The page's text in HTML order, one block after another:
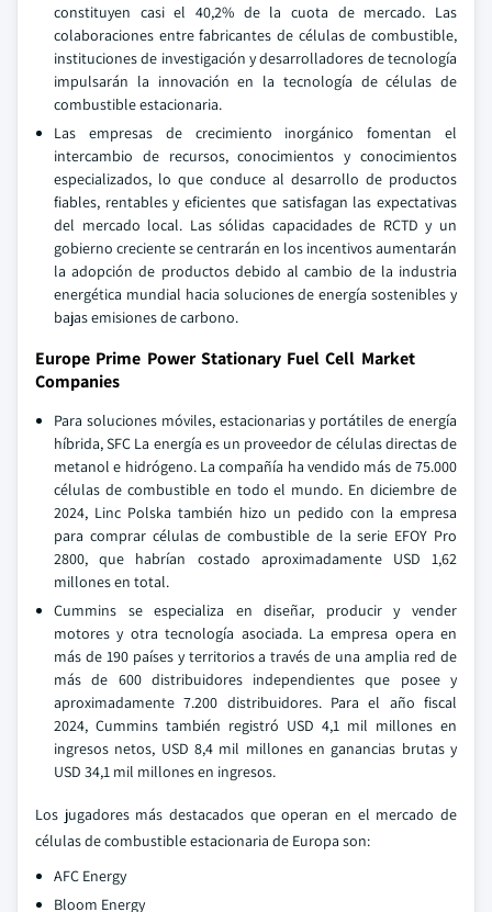
constituyen casi el 40,2% de la cuota de mercado. Las
colaboraciones entre fabricantes de células de combustible,
instituciones de investigación y desarrolladores de tecnología
impulsarán la innovación en la tecnología de células de
combustible estacionaria.
Las empresas de crecimiento inorgánico fomentan el
intercambio de recursos, conocimientos y conocimientos
especializados, lo que conduce al desarrollo de productos
fiables, rentables y eficientes que satisfagan las expectativas
del mercado local. Las sólidas capacidades de RCTD y un
gobierno creciente se centrarán en los incentivos aumentarán
la adopción de productos debido al cambio de la industria
energética mundial hacia soluciones de energía sostenibles y
bajas emisiones de carbono.
Europe Prime Power Stationary Fuel Cell Market
Companies
Para soluciones móviles, estacionarias y portátiles de energía
híbrida, SFC La energía es un proveedor de células directas de
metanol e hidrógeno. La compañía ha vendido más de 75.000
células de combustible en todo el mundo. En diciembre de
2024, Linc Polska también hizo un pedido con la empresa
para comprar células de combustible de la serie EFOY Pro
2800, que habrían costado aproximadamente USD 1,62
millones en total.
Cummins se especializa en diseñar, producir y vender
motores y otra tecnología asociada. La empresa opera en
más de 190 países y territorios a través de una amplia red de
más de 600 distribuidores independientes que posee y
aproximadamente 7.200 distribuidores. Para el año fiscal
2024, Cummins también registró USD 4,1 mil millones en
ingresos netos, USD 8,4 mil millones en ganancias brutas y
USD 34,1 mil millones en ingresos.
Los jugadores más destacados que operan en el mercado de
células de combustible estacionaria de Europa son:
AFC Energy
Bloom Energy